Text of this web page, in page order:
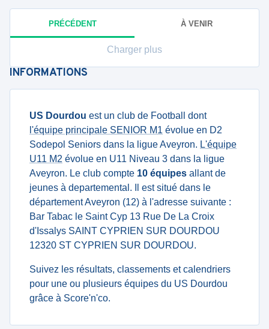
PRÉCÉDENT À VENIR
Charger plus
INFORMATIONS
US Dourdou est un club de Football dont
l'équipe principale SENIOR M1 évolue en D2
Sodepol Seniors dans la ligue Aveyron. L'équipe
U11 M2 évolue en U11 Niveau 3 dans la ligue
Aveyron. Le club compte 10 équipes allant de
jeunes à departemental. Il est situé dans le
département Aveyron (12) à l'adresse suivante :
Bar Tabac le Saint Cyp 13 Rue De La Croix
d'Issalys SAINT CYPRIEN SUR DOURDOU
12320 ST CYPRIEN SUR DOURDOU.
Suivez les résultats, classements et calendriers
pour une ou plusieurs équipes du US Dourdou
grâce à Score'n'co.